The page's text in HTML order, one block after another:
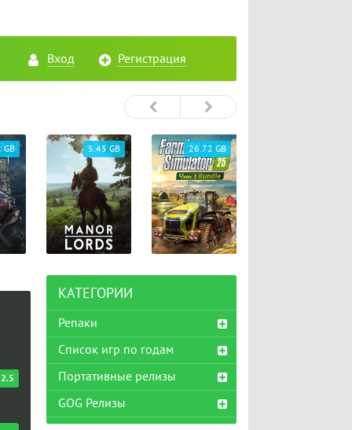
Вход Регистрация
GB 5.45 GB 26.72 GB
2.5
КАТЕГОРИИ
Репаки
Список игр по годам
Портативные релизы
GOG Релизы